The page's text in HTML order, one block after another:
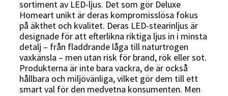
sortiment av LED-ljus. Det som gör Deluxe
Homeart unikt är deras kompromisslösa fokus
på äkthet och kvalitet. Deras LED-stearinljus är
designade för att efterlikna riktiga ljus in i minsta
detalj – från fladdrande låga till naturtrogen
vaxkänsla – men utan risk för brand, rök eller sot.
Produkterna är inte bara vackra, de är också
hållbara och miljövänliga, vilket gör dem till ett
smart val för den medvetna konsumenten. Men